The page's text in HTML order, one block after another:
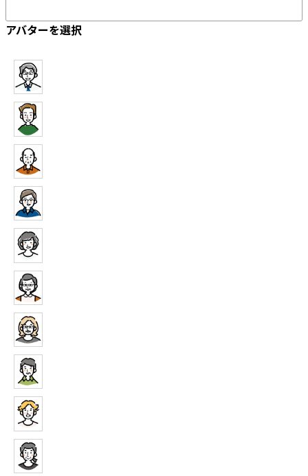
アバターを選択